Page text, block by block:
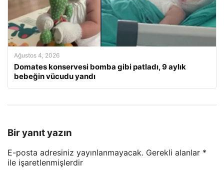
Ağustos 4, 2026
Domates konservesi bomba gibi patladı, 9 aylık
bebeğin vücudu yandı
Bir yanıt yazın
E-posta adresiniz yayınlanmayacak. Gerekli alanlar *
ile işaretlenmişlerdir